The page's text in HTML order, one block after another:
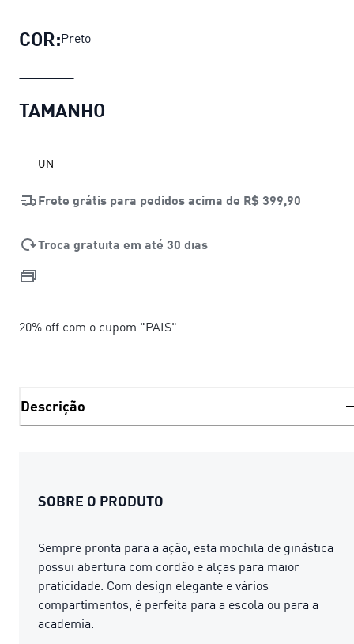
COR:Preto
TAMANHO
UN
Frete grátis para pedidos acima de R$ 399,90
Troca gratuita em até 30 dias
20% off com o cupom "PAIS"
Descrição
SOBRE O PRODUTO
Sempre pronta para a ação, esta mochila de ginástica
possui abertura com cordão e alças para maior
praticidade. Com design elegante e vários
compartimentos, é perfeita para a escola ou para a
academia.